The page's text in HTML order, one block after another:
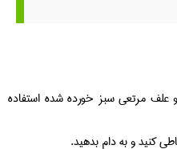
مرتعی سبز خورده شده استفاده